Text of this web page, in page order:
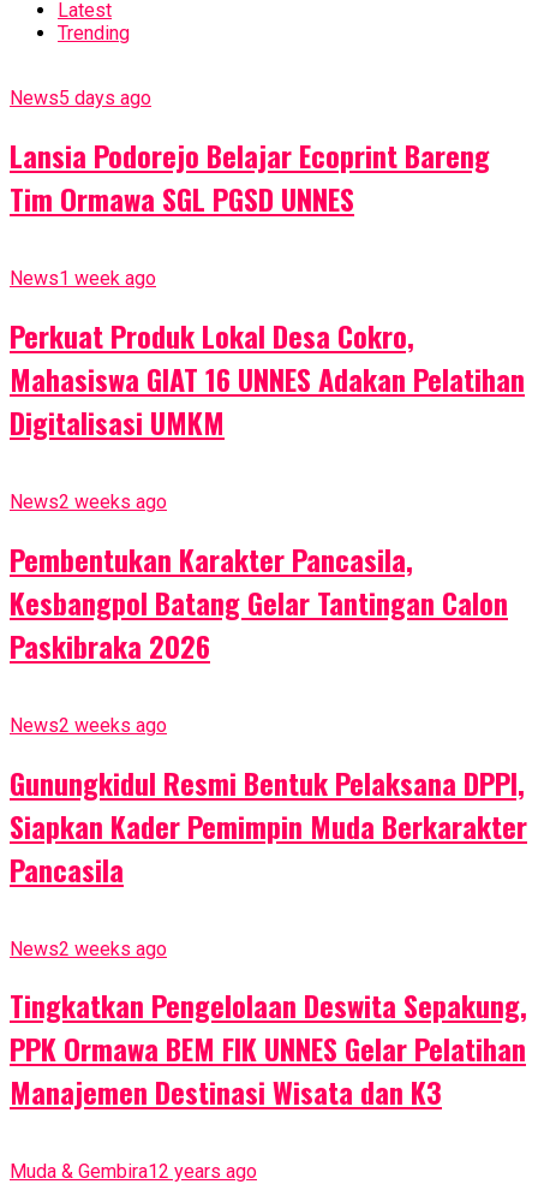
Latest
Trending
News5 days ago
Lansia Podorejo Belajar Ecoprint Bareng
Tim Ormawa SGL PGSD UNNES
News1 week ago
Perkuat Produk Lokal Desa Cokro,
Mahasiswa GIAT 16 UNNES Adakan Pelatihan
Digitalisasi UMKM
News2 weeks ago
Pembentukan Karakter Pancasila,
Kesbangpol Batang Gelar Tantingan Calon
Paskibraka 2026
News2 weeks ago
Gunungkidul Resmi Bentuk Pelaksana DPPI,
Siapkan Kader Pemimpin Muda Berkarakter
Pancasila
News2 weeks ago
Tingkatkan Pengelolaan Deswita Sepakung,
PPK Ormawa BEM FIK UNNES Gelar Pelatihan
Manajemen Destinasi Wisata dan K3
Muda & Gembira12 years ago